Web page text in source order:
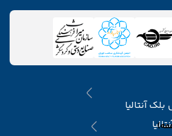
آنتالیا